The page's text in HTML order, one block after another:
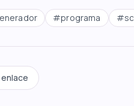
#programa #